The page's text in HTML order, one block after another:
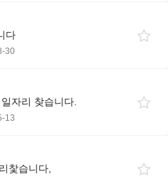
다
30
자리 찾습니다.
13
찿습니다,